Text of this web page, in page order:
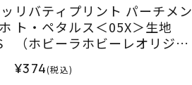
リバティプリント パーチメン
ト・ペタルス＜05X＞生地
（ホビーラホビーレオリジナ
¥374(税込)